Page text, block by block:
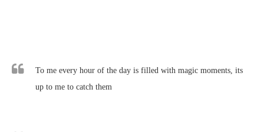
To me every hour of the day is filled with magic moments, its
up to me to catch them